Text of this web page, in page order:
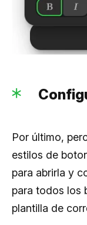
Por último,
estilos de
para abrirla y
para todos los
plantilla de